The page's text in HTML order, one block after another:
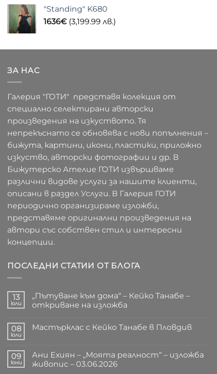
"Standing" K680
1636€ (3,199.99 лв.)
ЗА НАС
Галерия "ГОТИ" представя колекция от
специално селектирани авторски
произведения на изкуството. Тя
непрекъснато се обновява с нови попълнения –
бижута, картини, икони, пластики, приложно
изкуство, авторски фотографии и др. В
Бижутерско Ателие ГОТИ извършваме
различни видове услуги за нашите клиенти,
описани в раздел Услуги. В Галерия ГОТИ
периодично организираме изложби,
представяме оригинални произведения на
автори със собствен стил и интересни
концепции.
ПОСЛЕДНИ СТАТИИ ОТ БЛОГА
13
юли
„Пътуване към дома“ – Кейко Танабе –
откриване на изложба
за
„Пътуване
Кейко
Танабе
08
юли
Мастърклас с Кейко Танабе в Пловдив
Мастърклас
с
Кейко
09
юни
Ани Ехиян – „Моята реалност“ – изложба
живопис – 03.06.2026